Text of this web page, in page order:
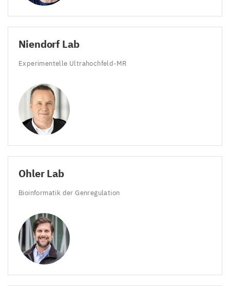
Niendorf Lab
Experimentelle Ultrahochfeld-MR
Ohler Lab
Bioinformatik der Genregulation